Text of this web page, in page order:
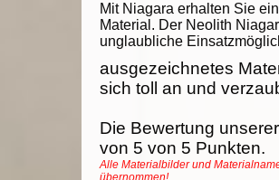
Mit Niagara erhalten Sie
Material. Der Neolith
unglaubliche
ausgezeichnetes
sich toll an und
Die Bewertung
von 5 von 5 Punkten.
Alle Materialbilder und
übernommen!